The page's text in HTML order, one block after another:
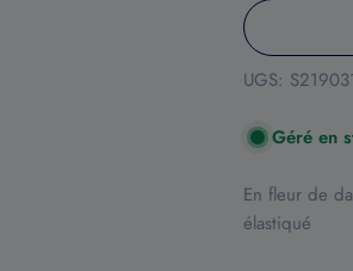
UGS:
Géré en
En fleur de
élastiqué